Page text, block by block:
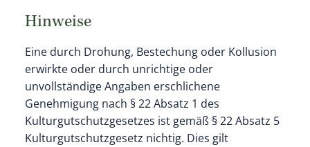
Hinweise
Eine durch Drohung, Bestechung oder Kollusion
erwirkte oder durch unrichtige oder
unvollständige Angaben erschlichene
Genehmigung nach § 22 Absatz 1 des
Kulturgutschutzgesetzes ist gemäß § 22 Absatz 5
Kulturgutschutzgesetz nichtig. Dies gilt